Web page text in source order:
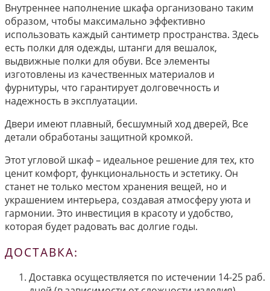
Внутреннее наполнение шкафа организовано таким
образом, чтобы максимально эффективно
использовать каждый сантиметр пространства. Здесь
есть полки для одежды, штанги для вешалок,
выдвижные полки для обуви. Все элементы
изготовлены из качественных материалов и
фурнитуры, что гарантирует долговечность и
надежность в эксплуатации.
Двери имеют плавный, бесшумный ход дверей, Все
детали обработаны защитной кромкой.
Этот угловой шкаф – идеальное решение для тех, кто
ценит комфорт, функциональность и эстетику. Он
станет не только местом хранения вещей, но и
украшением интерьера, создавая атмосферу уюта и
гармонии. Это инвестиция в красоту и удобство,
которая будет радовать вас долгие годы.
ДОСТАВКА:
Доставка осуществляется по истечении 14-25 раб.